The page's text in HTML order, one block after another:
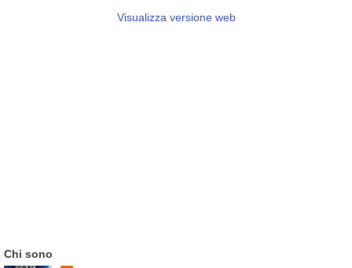
Visualizza versione web
Chi sono